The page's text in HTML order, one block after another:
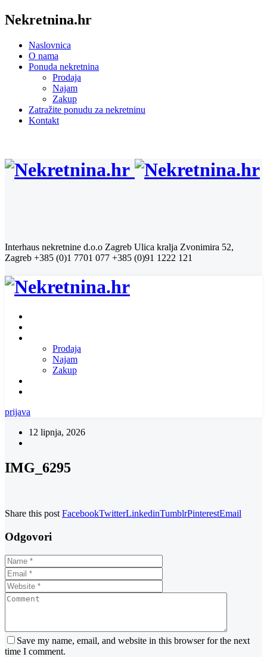
Nekretnina.hr
Naslovnica
O nama
Ponuda nekretnina
Prodaja
Najam
Zakup
Zatražite ponudu za nekretninu
Kontakt
Interhaus nekretnine d.o.o Zagreb Ulica kralja Zvonimira 52,
Zagreb +385 (0)1 7701 077 +385 (0)91 1222 121
Prodaja
Najam
Zakup
prijava
12 lipnja, 2026
IMG_6295
Share this post FacebookTwitterLinkedinTumblrPinterestEmail
Odgovori
Save my name, email, and website in this browser for the next
time I comment.